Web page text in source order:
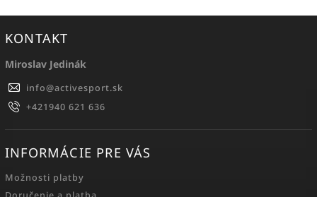
KONTAKT
Miroslav Jedinák
info@activesport.sk
+421940 621 636
INFORMÁCIE PRE VÁS
Možnosti platby